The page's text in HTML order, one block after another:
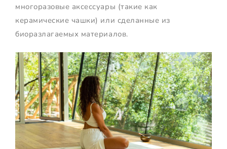
многоразовые аксессуары (такие как
керамические чашки) или сделанные из
биоразлагаемых материалов.